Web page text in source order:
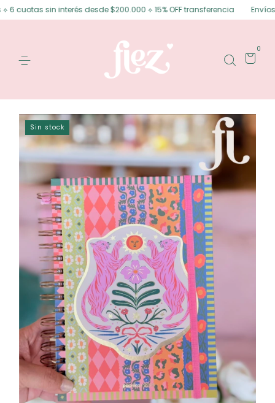
desde $200.000 ⟡ 15% OFF transferencia Envíos gratis en
0
Sin stock